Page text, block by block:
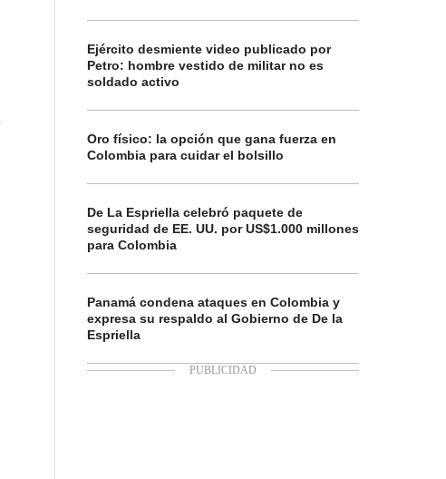
Ejército desmiente video publicado por
Petro: hombre vestido de militar no es
soldado activo
Oro físico: la opción que gana fuerza en
Colombia para cuidar el bolsillo
De La Espriella celebró paquete de
seguridad de EE. UU. por US$1.000 millones
para Colombia
Panamá condena ataques en Colombia y
expresa su respaldo al Gobierno de De la
Espriella